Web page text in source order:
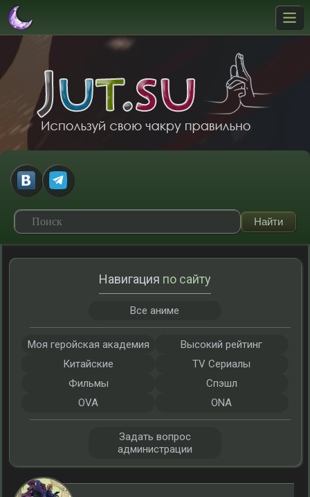
Навигация по сайту
Все аниме
Моя геройская академия
Высокий рейтинг
Китайские
TV Сериалы
Фильмы
Спэшл
OVA
ONA
Задать вопрос
администрации